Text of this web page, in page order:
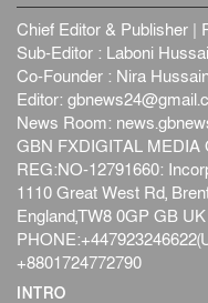
Chief Editor & Publisher |
Sub-Editor : Laboni
Co-Founder : Nira
Editor:
News Room:
GBN FXDIGITAL MEDIA
REG:NO-12791660:
1110 Great West Rd,
England,TW8 0GP GB UK
+8801724772790
INTRO